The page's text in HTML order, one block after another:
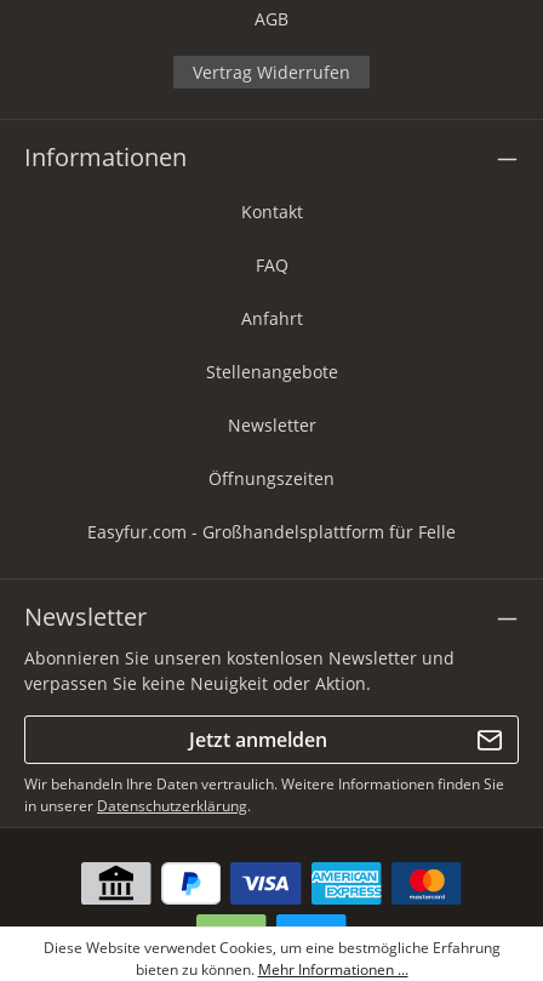
AGB
Vertrag Widerrufen
Informationen
Kontakt
FAQ
Anfahrt
Stellenangebote
Newsletter
Öffnungszeiten
Easyfur.com - Großhandelsplattform für Felle
Newsletter
Abonnieren Sie unseren kostenlosen Newsletter und
verpassen Sie keine Neuigkeit oder Aktion.
Jetzt anmelden
Wir behandeln Ihre Daten vertraulich. Weitere Informationen finden Sie
in unserer Datenschutzerklärung.
Diese Website verwendet Cookies, um eine bestmögliche Erfahrung
bieten zu können. Mehr Informationen ...